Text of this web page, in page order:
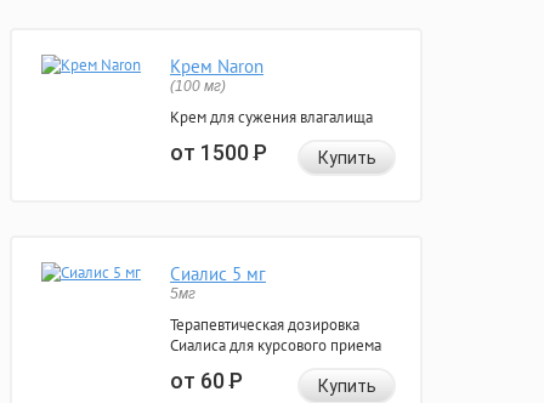
Крем Naron
(100 мг)
Крем для сужения влагалища
от 1500Р Купить
Сиалис 5 мг
5мг
Терапевтическая дозировка
Сиалиса для курсового приема
от 60Р Купить